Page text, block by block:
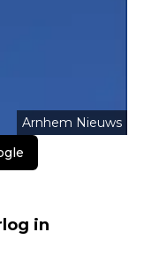
Arnhem Nieuws
in